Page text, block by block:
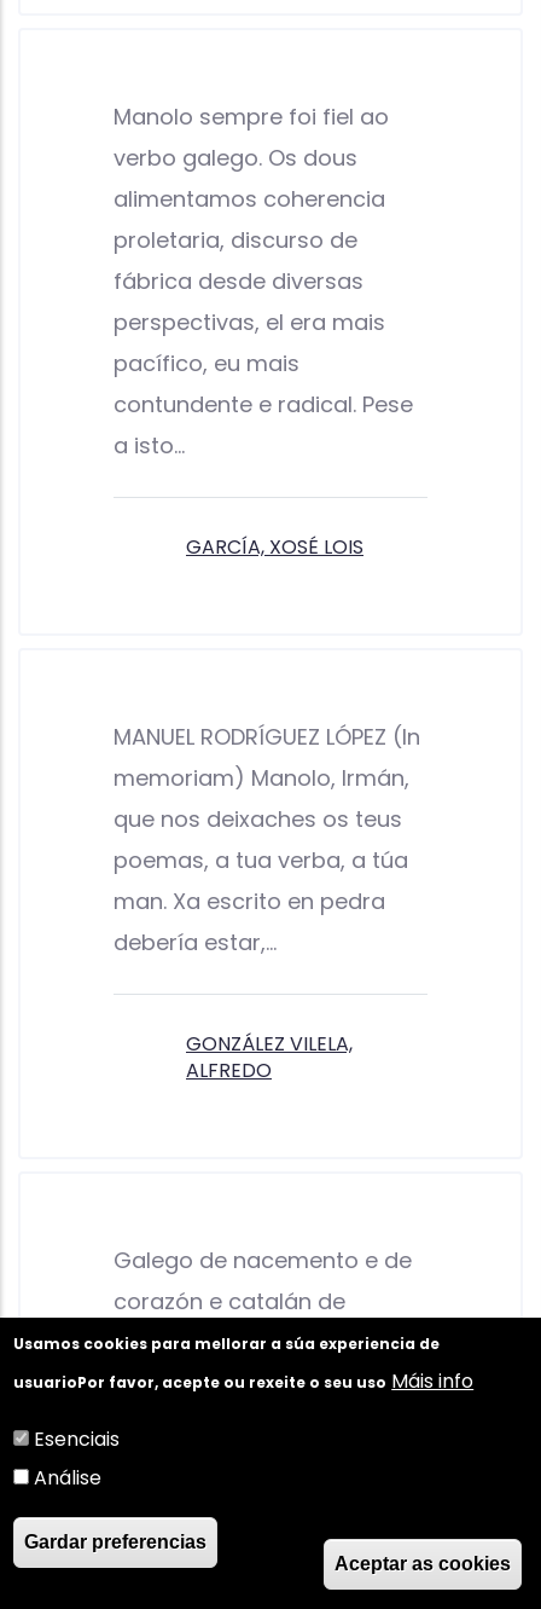
Manolo sempre foi fiel ao
verbo galego. Os dous
alimentamos coherencia
proletaria, discurso de
fábrica desde diversas
perspectivas, el era mais
pacífico, eu mais
contundente e radical. Pese
a isto…
GARCÍA, XOSÉ LOIS
MANUEL RODRÍGUEZ LÓPEZ (In
memoriam) Manolo, Irmán,
que nos deixaches os teus
poemas, a tua verba, a túa
man. Xa escrito en pedra
debería estar,…
GONZÁLEZ VILELA,
ALFREDO
Galego de nacemento e de
corazón e catalán de
adopción, poeta da nosa
lingua e coñecedor a fondo
mitoloxía clásicas...
Usamos cookies para mellorar a súa experiencia de
usuarioPor favor, acepte ou rexeite o seu uso Máis info
Esenciais
Análise
Gardar preferencias
Aceptar as cookies